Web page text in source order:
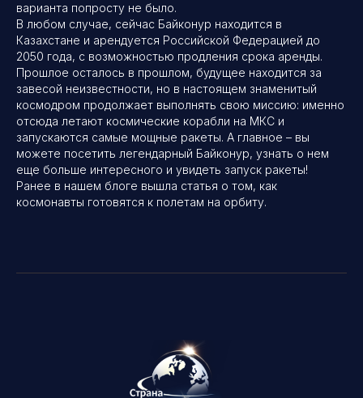
варианта попросту не было.
В любом случае, сейчас Байконур находится в
Казахстане и арендуется Российской Федерацией до
2050 года, с возможностью продления срока аренды.
Прошлое осталось в прошлом, будущее находится за
завесой неизвестности, но в настоящем знаменитый
космодром продолжает выполнять свою миссию: именно
отсюда летают космические корабли на МКС и
запускаются самые мощные ракеты. А главное – вы
можете посетить легендарный Байконур, узнать о нем
еще больше интересного и увидеть запуск ракеты!
Ранее в нашем блоге вышла статья о том, как
космонавты готовятся к полетам на орбиту.